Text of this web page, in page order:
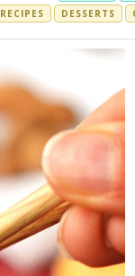
DESSERTS
RECIPES